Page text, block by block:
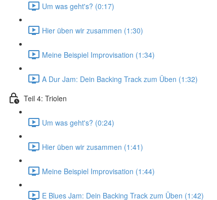
Um was geht's? (0:17)
Hier üben wir zusammen (1:30)
Meine Beispiel Improvisation (1:34)
A Dur Jam: Dein Backing Track zum Üben (1:32)
Teil 4: Triolen
Um was geht's? (0:24)
Hier üben wir zusammen (1:41)
Meine Beispiel Improvisation (1:44)
E Blues Jam: Dein Backing Track zum Üben (1:42)